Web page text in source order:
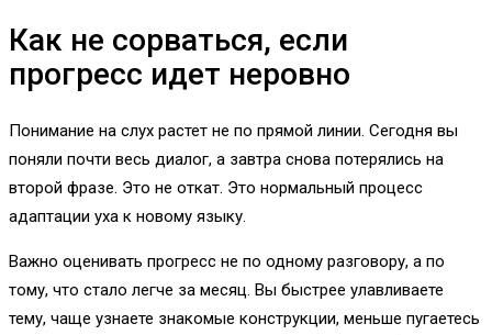
Как не сорваться, если
прогресс идет неровно
Понимание на слух растет не по прямой линии. Сегодня вы
поняли почти весь диалог, а завтра снова потерялись на
второй фразе. Это не откат. Это нормальный процесс
адаптации уха к новому языку.
Важно оценивать прогресс не по одному разговору, а по
тому, что стало легче за месяц. Вы быстрее улавливаете
тему, чаще узнаете знакомые конструкции, меньше пугаетесь